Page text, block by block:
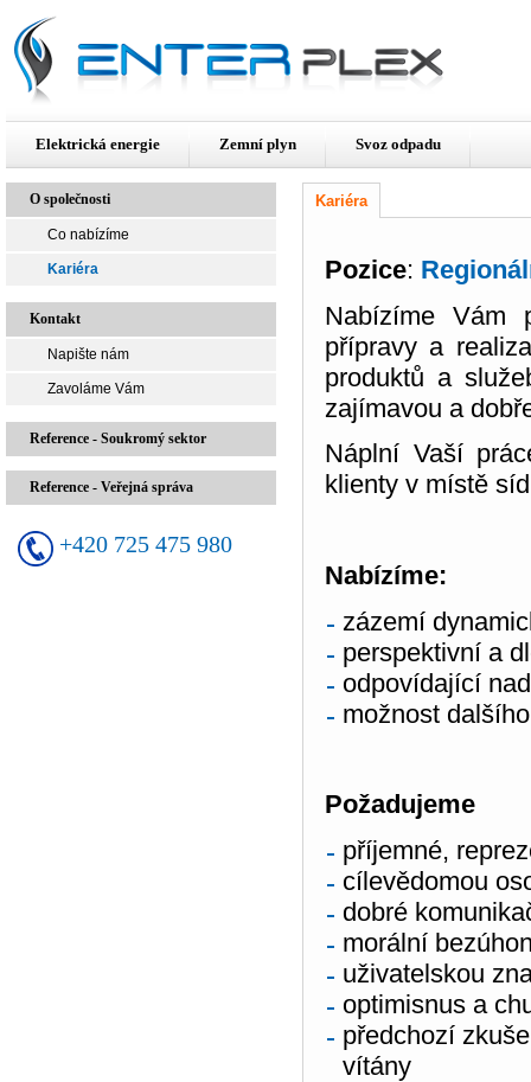
Elektrická energie Zemní plyn Svoz odpadu
O společnosti
Co nabízíme
Kariéra
Kontakt
Napište nám
Zavoláme Vám
Reference - Soukromý sektor
Reference - Veřejná správa
+420 725 475 980
Kariéra
Pozice:
Nabízíme Vám
přípravy a
produktů a
zajímavou a
Náplní Vaší
klienty v místě
Nabízíme:
zázemí
perspektivní a
odpovídající
možnost
Požadujeme
příjemné,
cílevědomou
dobré
morální
uživatelskou
optimisnus a
předchozí
vítány